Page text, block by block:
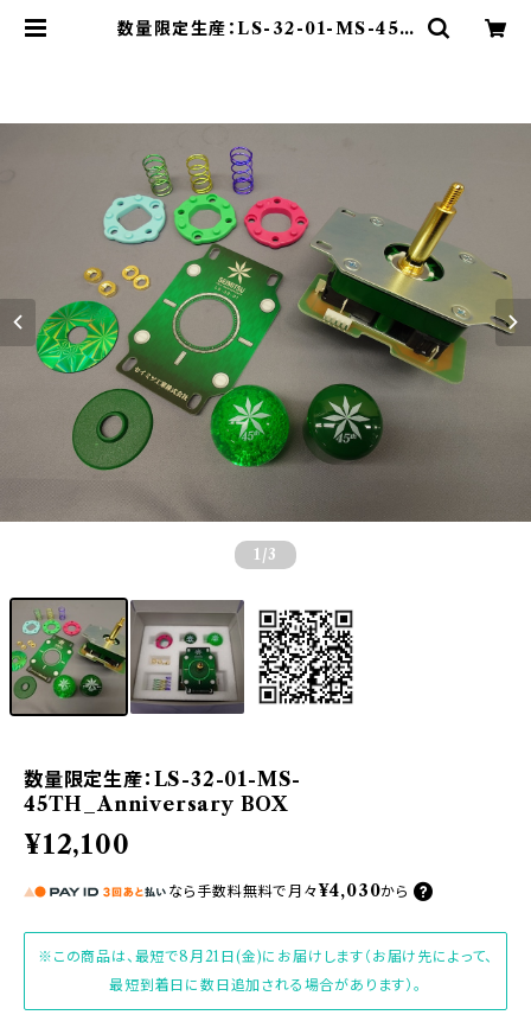
数量限定生産：LS-32-01-MS-45T
1 /3
数量限定生産：LS-32-01-MS-
45TH_Anniversary BOX
¥12,100
なら 手数料無料で 月々¥4,030から
※この商品は、最短で8月21日(金)にお届けします（お届け先によって、
最短到着日に数日追加される場合があります）。